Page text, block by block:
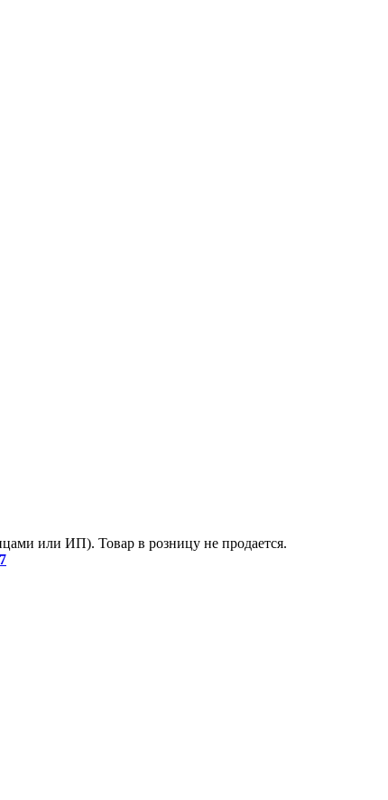
или ИП). Товар в розницу не продается.